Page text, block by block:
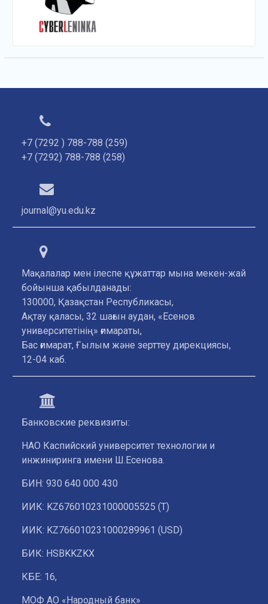
+7 (7292 ) 788-788 (259)
+7 (7292) 788-788 (258)
journal@yu.edu.kz
Мақалалар мен ілеспе құжаттар мына мекен-жай
бойынша қабылданады:
130000, Қазақстан Республикасы,
Ақтау қаласы, 32 шағын аудан, «Есенов
университетінің» ғимараты,
Бас ғимарат, Ғылым және зерттеу дирекциясы,
12-04 каб.
Банковские реквизиты:
НАО Каспийский университет технологии и
инжиниринга имени Ш.Есенова.
БИН: 930 640 000 430
ИИК: KZ676010231000005525 (T)
ИИК: KZ766010231000289961 (USD)
БИК: HSBKKZKX
КБЕ: 16,
МОФ АО «Народный банк»